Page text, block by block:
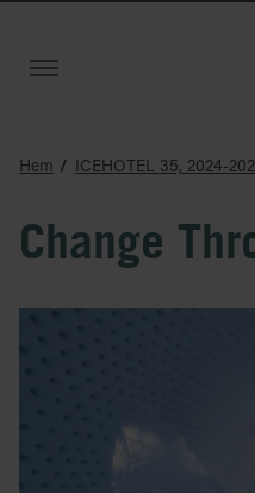
Hem ICEHOTEL 35, 2024-
Change